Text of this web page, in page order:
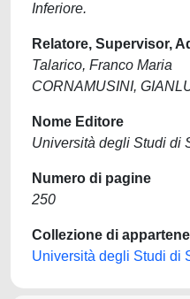
Inferiore.
Relatore, Supervisor,
Talarico, Franco Maria
CORNAMUSINI,
Nome Editore
Università degli Studi di
Numero di pagine
250
Collezione di
Università degli Studi di